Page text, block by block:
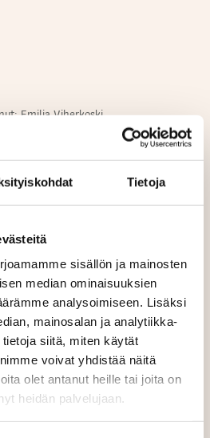
Tietoja
sisällön ja mainosten
median ominaisuuksien
analysoimiseen. Lisäksi
mainosalan ja analytiikka-
siitä, miten käytät
voivat yhdistää näitä
olet antanut heille tai joita on
heidän palvelujaan.
Emilia Viherkoski
pyörähtää käyntiin.
on tarjolla joka päivä